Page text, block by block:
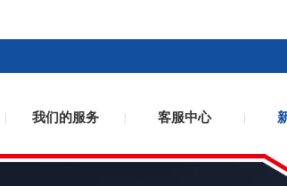
我们的服务 客服中心